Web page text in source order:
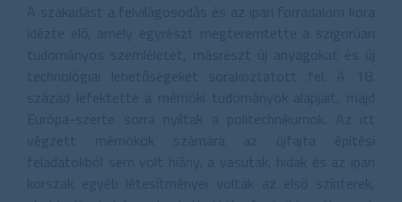
A szakadást a felvilágosodás és az ipari forradalom kora
idézte elő, amely egyrészt megteremtette a szigorúan
tudományos szemléletet, másrészt új anyagokat és új
technológiai lehetőségeket sorakoztatott fel. A 18.
század lefektette a mérnöki tudományok alapjait, majd
Európa-szerte sorra nyíltak a politechnikumok. Az itt
végzett mérnökök számára az újfajta építési
feladatokból sem volt hiány, a vasutak, hidak és az ipari
korszak egyéb létesítményei voltak az első színterek,